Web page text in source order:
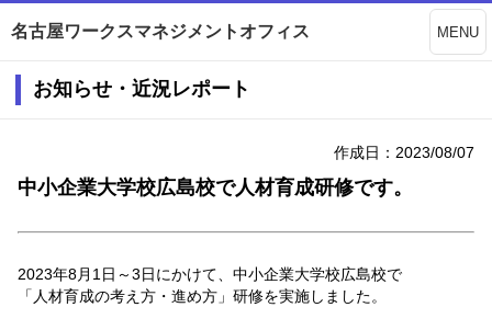
名古屋ワークスマネジメントオフィス MENU
お知らせ・近況レポート
作成日：2023/08/07
中小企業大学校広島校で人材育成研修です。
2023年8月1日～3日にかけて、中小企業大学校広島校で
「人材育成の考え方・進め方」研修を実施しました。